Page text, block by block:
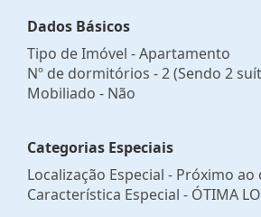
Dados Básicos
Tipo de Imóvel - Apartamento
Nº de dormitórios - 2 (Sendo 2
Mobiliado - Não
Categorias Especiais
Localização Especial - Próximo
Característica Especial - ÓTIMA